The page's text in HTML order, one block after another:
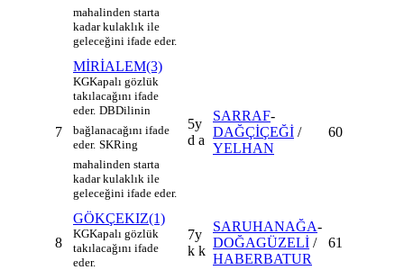
mahalinden starta
kadar kulaklık ile
geleceğini ifade eder.
7
MİRİALEM(3)
KGKapalı gözlük
takılacağını ifade
eder. DBDilinin
bağlanacağını ifade
eder. SKRing
mahalinden starta
kadar kulaklık ile
geleceğini ifade eder.
5y
d a
SARRAF-
DAĞÇİÇEĞİ /
YELHAN
60
8
GÖKÇEKIZ(1)
KGKapalı gözlük
takılacağını ifade
eder.
7y
k k
SARUHANAĞA-
DOĞAGÜZELİ /
HABERBATUR
61